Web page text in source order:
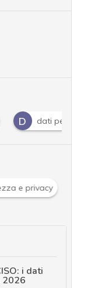
D dati personali
e privacy
i dati
2026